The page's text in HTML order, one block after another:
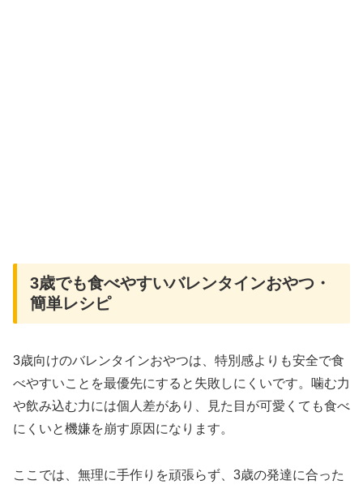
3歳でも食べやすいバレンタインおやつ・
簡単レシピ
3歳向けのバレンタインおやつは、特別感よりも安全で食
べやすいことを最優先にすると失敗しにくいです。噛む力
や飲み込む力には個人差があり、見た目が可愛くても食べ
にくいと機嫌を崩す原因になります。
ここでは、無理に手作りを頑張らず、3歳の発達に合った